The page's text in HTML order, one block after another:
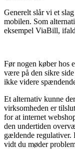
Generelt slår vi et
mobilen. Som
eksempel ViaBill,
Før nogen køber hos
være på den sikre
ikke videre
Et alternativ kunne
virksomheden er
for at internet
den undertiden
gældende regulativer.
vidt du møder